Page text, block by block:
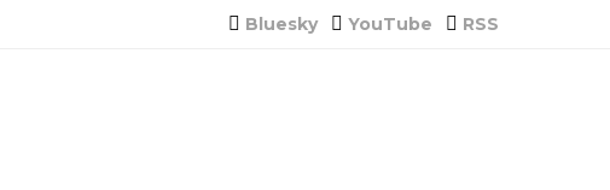
Bluesky YouTube RSS